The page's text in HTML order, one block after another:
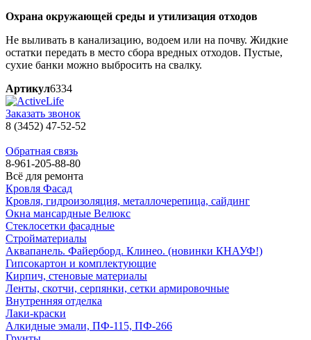
Охрана окружающей среды и утилизация отходов
Не выливать в канализацию, водоем или на почву. Жидкие
остатки передать в место сбора вредных отходов. Пустые,
сухие банки можно выбросить на свалку.
Артикул6334
Заказать звонок
8 (3452) 47-52-52
Обратная связь
8-961-205-88-80
Всё для ремонта
Кровля Фасад
Кровля, гидроизоляция, металлочерепица, сайдинг
Окна мансардные Велюкс
Стеклосетки фасадные
Стройматериалы
Аквапанель. Файерборд. Клинео. (новинки КНАУФ!)
Гипсокартон и комплектующие
Кирпич, стеновые материалы
Ленты, скотчи, серпянки, сетки армировочные
Внутренняя отделка
Лаки-краски
Алкидные эмали, ПФ-115, ПФ-266